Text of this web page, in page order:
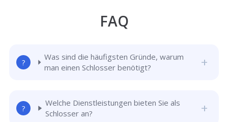
FAQ
Was sind die häufigsten Gründe, warum
man einen Schlosser benötigt?
Welche Dienstleistungen bieten Sie als
Schlosser an?